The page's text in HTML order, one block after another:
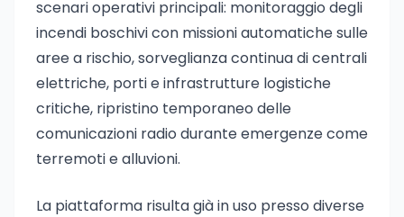
scenari operativi principali: monitoraggio degli
incendi boschivi con missioni automatiche sulle
aree a rischio, sorveglianza continua di centrali
elettriche, porti e infrastrutture logistiche
critiche, ripristino temporaneo delle
comunicazioni radio durante emergenze come
terremoti e alluvioni.
La piattaforma risulta già in uso presso diverse